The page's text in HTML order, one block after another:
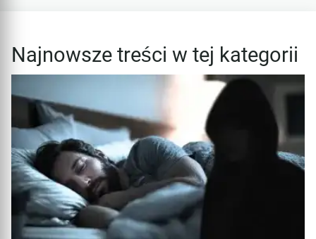
Najnowsze treści w tej kategorii